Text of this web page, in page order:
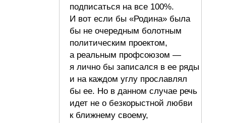
подписаться на все 100%.
И вот если бы «Родина» была
бы не очередным болотным
политическим проектом,
а реальным профсоюзом —
я лично бы записался в ее ряды
и на каждом углу прославлял
бы ее. Но в данном случае речь
идет не о безкорыстной любви
к ближнему своему,